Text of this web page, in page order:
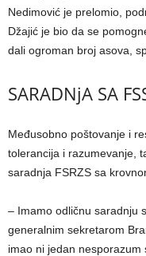
Nedimović je prelomio,
Džajić je bio da se
dali ogroman broj asova,
SARADNjA SA
Međusobno poštovanje i
tolerancija i razumevanje,
saradnja FSRZS sa
– Imamo odličnu saradnju
generalnim sekretarom
imao ni jedan nesporazum